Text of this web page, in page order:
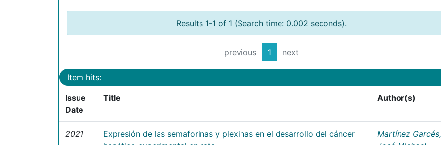
Results 1-1 of 1 (Search time: 0.002 seconds).
previous 1 next
Item hits:
Issue
Date
Title Author(s)
2021
Expresión de las semaforinas y plexinas en el desarrollo del cáncer
Martínez Garcés,